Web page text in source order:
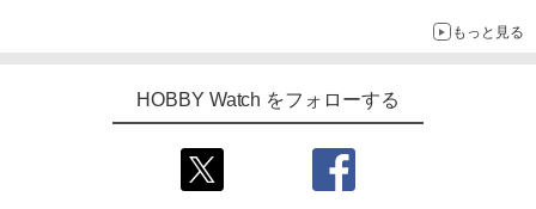
もっと見る
HOBBY Watch をフォローする